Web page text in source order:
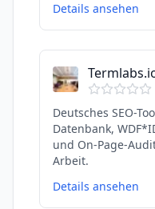
Details ansehen
Deutsches SEO-
Datenbank,
und On-Page-
Arbeit.
Details ansehen